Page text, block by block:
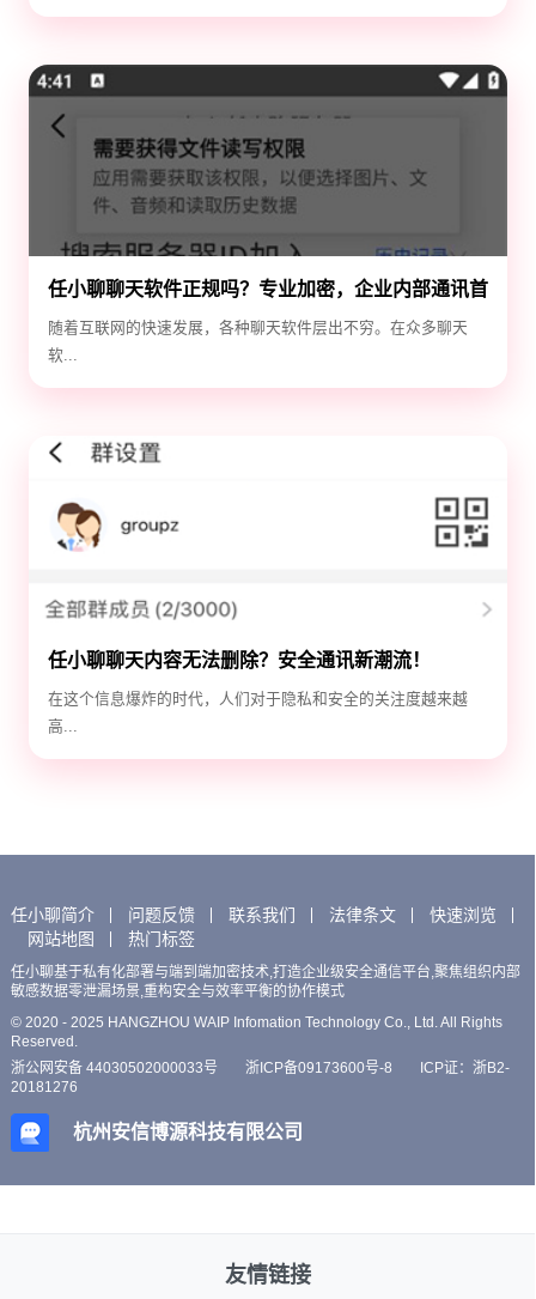
任小聊聊天软件正规吗？专业加密，企业内部通讯首
选！
随着互联网的快速发展，各种聊天软件层出不穷。在众多聊天
软...
任小聊聊天内容无法删除？安全通讯新潮流！
在这个信息爆炸的时代，人们对于隐私和安全的关注度越来越
高...
任小聊简介 问题反馈 联系我们 法律条文
快速浏览
网站地图
热门标签
任小聊基于私有化部署与端到端加密技术,打造企业级安全通信平台,聚焦组织内部
敏感数据零泄漏场景,重构安全与效率平衡的协作模式
© 2020 - 2025 HANGZHOU WAIP Infomation Technology Co., Ltd. All Rights
Reserved.
浙公网安备 44030502000033号
浙ICP备09173600号-8
ICP证：浙B2-
20181276
杭州安信博源科技有限公司
友情链接